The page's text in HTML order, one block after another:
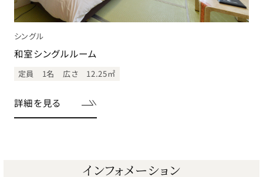
シングル
和室シングルルーム
定員 1名 広さ 12.25㎡
詳細を見る
インフォメーション